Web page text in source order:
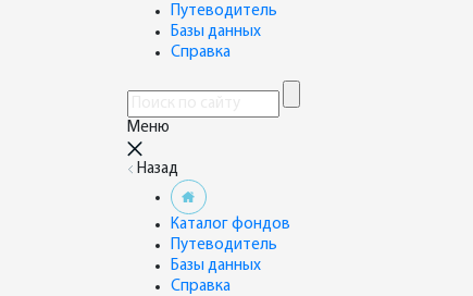
Путеводитель
Базы данных
Справка
Меню
Назад
Каталог фондов
Путеводитель
Базы данных
Справка